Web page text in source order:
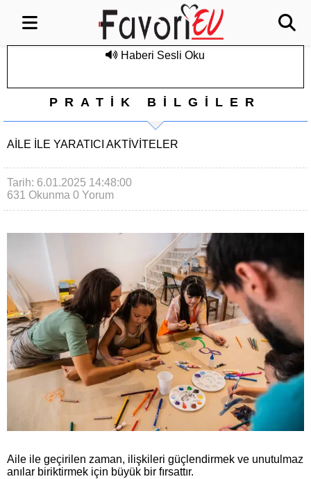
Haberi Sesli Oku
PRATİK BİLGİLER
AILE ILE YARATICI AKTIVITELER
Tarih: 6.01.2025 14:48:00
631 Okunma 0 Yorum
Aile ile geçirilen zaman, ilişkileri güçlendirmek ve unutulmaz
anılar biriktirmek için büyük bir fırsattır.